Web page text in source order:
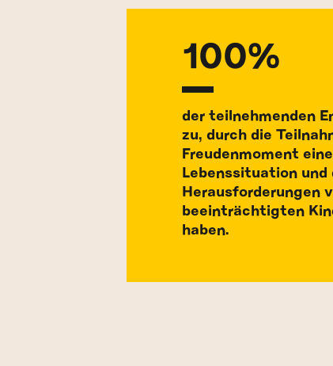
100%
der teilnehmenden
zu, durch die
Freudenmoment
Lebenssituation und
Herausforderungen
beeinträchtigten
haben.